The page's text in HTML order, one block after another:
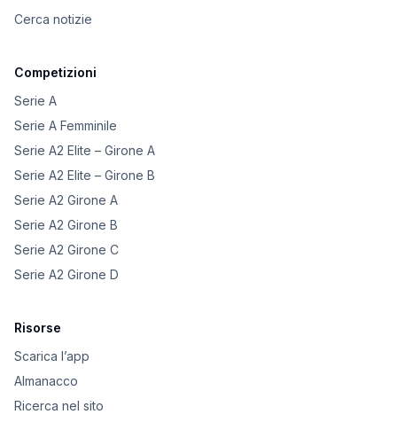
Cerca notizie
Competizioni
Serie A
Serie A Femminile
Serie A2 Elite – Girone A
Serie A2 Elite – Girone B
Serie A2 Girone A
Serie A2 Girone B
Serie A2 Girone C
Serie A2 Girone D
Risorse
Scarica l’app
Almanacco
Ricerca nel sito